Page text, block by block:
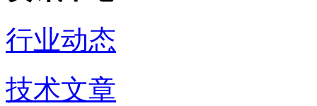
行业动态
技术文章